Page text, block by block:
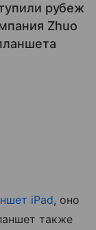
рубеж
Zhuo
iPad, оно
также